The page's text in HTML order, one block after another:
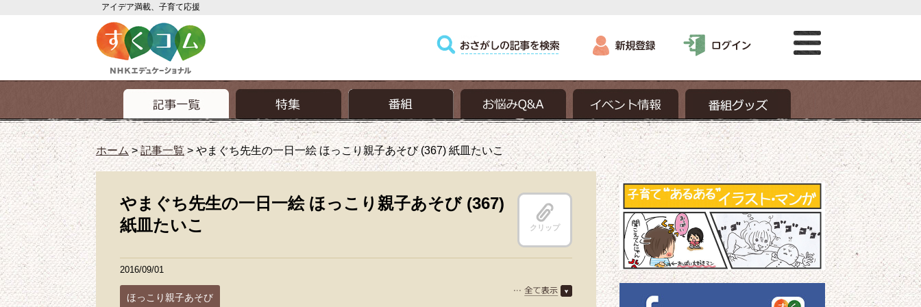
アイデア満載、子育て応援
ホーム>記事一覧>やまぐち先生の一日一絵 ほっこり親子あそび (367) 紙皿たいこ
やまぐち先生の一日一絵 ほっこり親子あそび (367)
紙皿たいこ
クリップ
2016/09/01
ほっこり親子あそび